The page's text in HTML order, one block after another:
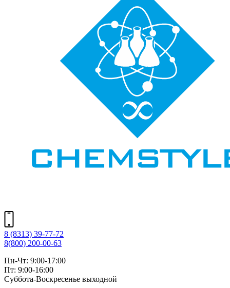
8 (8313) 39-77-72
8(800) 200-00-63
Пн-Чт: 9:00-17:00
Пт: 9:00-16:00
Суббота-Воскресенье выходной